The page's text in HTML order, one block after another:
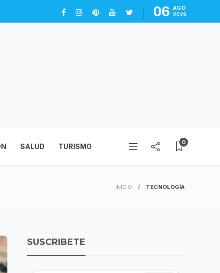
06 AGO
2026
SALUD TURISMO 0
INICIO TECNOLOGÍA
SUSCRIBETE